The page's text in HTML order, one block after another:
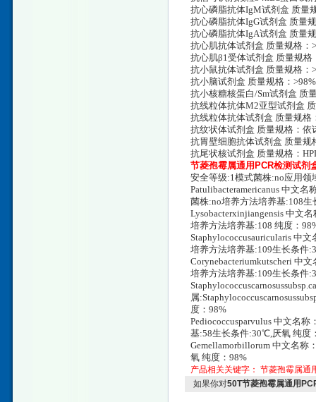
抗心磷脂抗体IgM试剂盒 质量
抗心磷脂抗体IgG试剂盒 质量
抗心磷脂抗体IgA试剂盒 质量
抗心肌抗体试剂盒 质量规格：
抗心肌β1受体试剂盒 质量规格
抗小鼠抗体试剂盒 质量规格：
抗小脑试剂盒 质量规格：
抗小核糖核蛋白/Sm试剂盒 质
抗线粒体抗体M2亚型试剂盒
抗线粒体抗体试剂盒 质量规格
抗纹状体试剂盒 质量规格：依
抗胃壁细胞抗体试剂盒 质量规
抗尾状核试剂盒 质量规格：
节菱孢霉属通用PCR检测试剂
安全等级:1模式菌株:no应用领
Patulibacteramericanus 中文名
菌株:no培养方法培养基:108
Lysobacterxinjiangensis 中文
培养方法培养基:108 纯度：
Staphylococcusauricularis 中
培养方法培养基:109生长条件
Corynebacteriumkutscheri 中
培养方法培养基:109生长条件
属
度：98%
Pediococcusparvulus 中文名
基:58生长条件:30℃,厌氧 纯度
Gemellamorbillorum 中文名称
氧 纯度：98%
产品相关关键字： 节菱孢霉属通
如果你对50T节菱孢霉属通用